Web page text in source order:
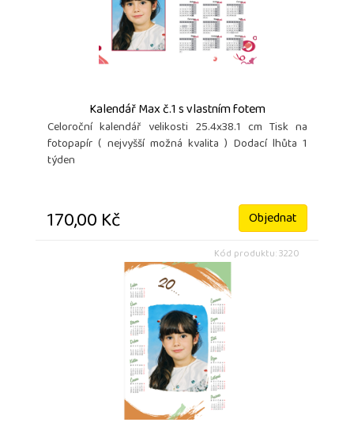
Kalendář Max č.1 s vlastním fotem
Celoroční kalendář velikosti 25.4x38.1 cm Tisk na
fotopapír ( nejvyšší možná kvalita ) Dodací lhůta 1
týden
170,00 Kč Objednat
Kód produktu: 3220